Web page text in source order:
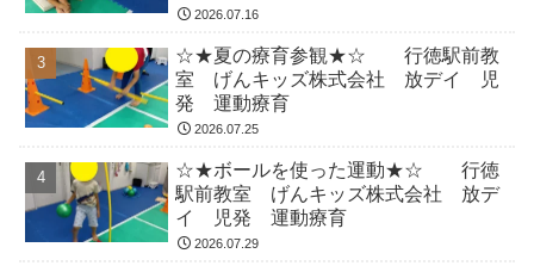
2026.07.16
☆★夏の療育参観★☆ 行徳駅前教
室 げんキッズ株式会社 放デイ 児
発 運動療育
2026.07.25
☆★ボールを使った運動★☆ 行徳
駅前教室 げんキッズ株式会社 放デ
イ 児発 運動療育
2026.07.29